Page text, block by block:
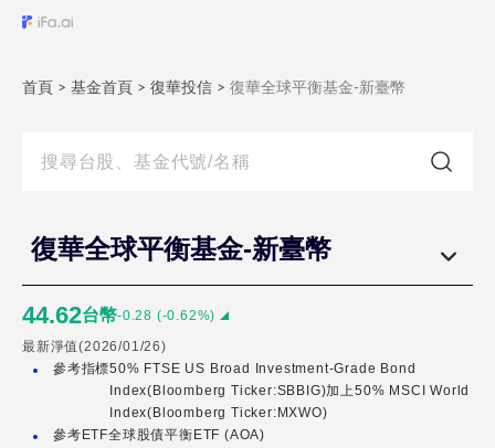
首頁 > 基金首頁 > 復華投信 > 復華全球平衡基金-新臺幣
復華全球平衡基金-新臺幣
復
全
金-
新
幣
44.62台幣-0.28 (-0.62%)
最新淨值(2026/01/26)
參考指標50% FTSE US Broad Investment-Grade Bond
Index(Bloomberg Ticker:SBBIG)加上50% MSCI World
Index(Bloomberg Ticker:MXWO)
參考ETF全球股債平衡ETF (AOA)